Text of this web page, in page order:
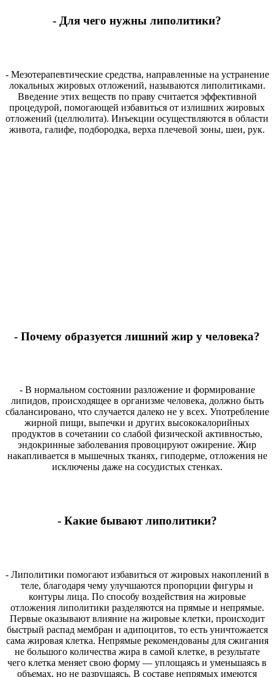
- Для чего нужны липолитики?
- Мезотерапевтические средства, направленные на устранение
локальных жировых отложений, называются липолитиками.
Введение этих веществ по праву считается эффективной
процедурой, помогающей избавиться от излишних жировых
отложений (целлюлита). Инъекции осуществляются в области
живота, галифе, подбородка, верха плечевой зоны, шеи, рук.
- Почему образуется лишний жир у человека?
- В нормальном состоянии разложение и формирование
липидов, происходящее в организме человека, должно быть
сбалансировано, что случается далеко не у всех. Употребление
жирной пищи, выпечки и других высококалорийных
продуктов в сочетании со слабой физической активностью,
эндокринные заболевания провоцируют ожирение. Жир
накапливается в мышечных тканях, гиподерме, отложения не
исключены даже на сосудистых стенках.
- Какие бывают липолитики?
- Липолитики помогают избавиться от жировых накоплений в
теле, благодаря чему улучшаются пропорции фигуры и
контуры лица. По способу воздействия на жировые
отложения липолитики разделяются на прямые и непрямые.
Первые оказывают влияние на жировые клетки, происходит
быстрый распад мембран и адипоцитов, то есть уничтожается
сама жировая клетка. Непрямые рекомендованы для сжигания
не большого количества жира в самой клетке, в результате
чего клетка меняет свою форму — уплощаясь и уменьшаясь в
объемах, но не разрушаясь. В составе непрямых имеются